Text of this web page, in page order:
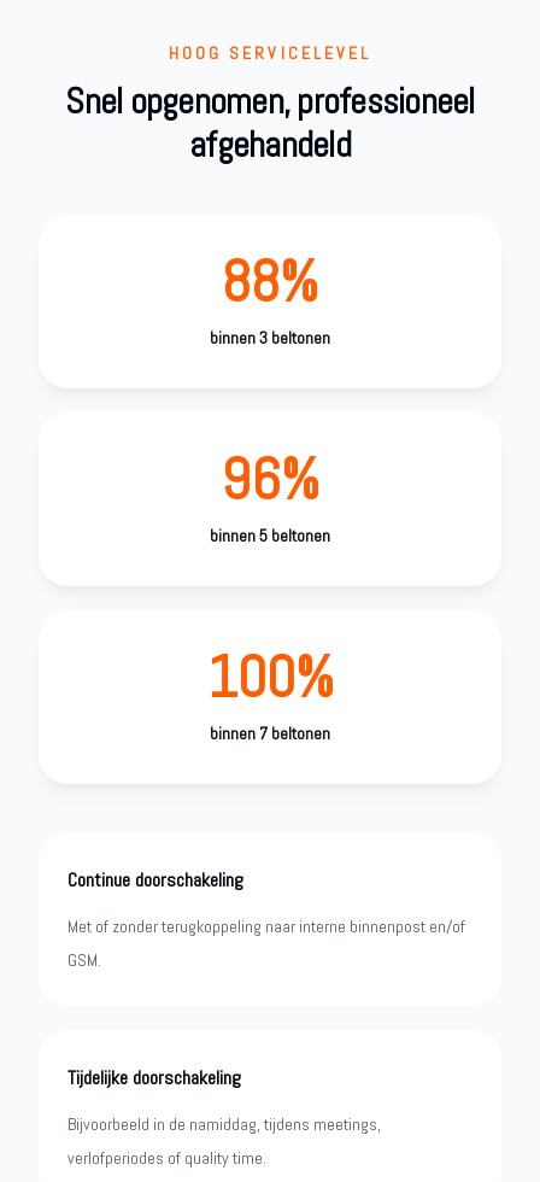
HOOG SERVICELEVEL
Snel opgenomen, professioneel
afgehandeld
88%
binnen 3 beltonen
96%
binnen 5 beltonen
100%
binnen 7 beltonen
Continue doorschakeling
Met of zonder terugkoppeling naar interne binnenpost en/of
GSM.
Tijdelijke doorschakeling
Bijvoorbeeld in de namiddag, tijdens meetings,
verlofperiodes of quality time.